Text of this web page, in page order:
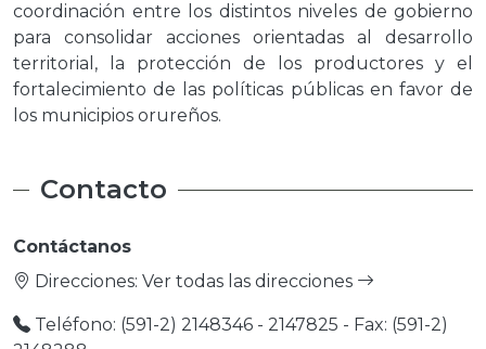
coordinación entre los distintos niveles de gobierno
para consolidar acciones orientadas al desarrollo
territorial, la protección de los productores y el
fortalecimiento de las políticas públicas en favor de
los municipios orureños.
Contacto
Contáctanos
Direcciones: Ver todas las direcciones
Teléfono: (591-2) 2148346 - 2147825 - Fax: (591-2)